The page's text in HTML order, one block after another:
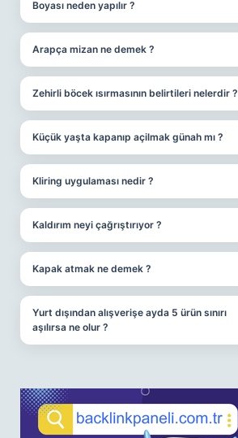
Boyası neden yapılır ?
Arapça mizan ne demek ?
Zehirli böcek ısırmasının belirtileri nelerdir ?
Küçük yaşta kapanıp açilmak günah mı ?
Kliring uygulaması nedir ?
Kaldırım neyi çağrıştırıyor ?
Kapak atmak ne demek ?
Yurt dışından alışverişe ayda 5 ürün sınırı
aşılırsa ne olur ?